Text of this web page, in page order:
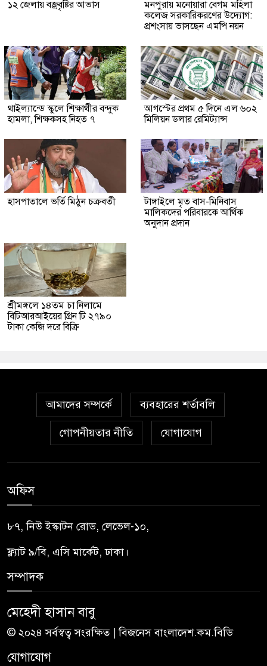
১২ জেলায় বজ্রবৃষ্টির আভাস
মনপুরায় মনোয়ারা বেগম মহিলা
কলেজ সরকারিকরণের উদ্যোগ:
প্রশংসায় ভাসছেন এমপি নয়ন
থাইল্যান্ডে স্কুলে শিক্ষার্থীর বন্দুক
হামলা, শিক্ষকসহ নিহত ৭
আগস্টের প্রথম ৫ দিনে এল ৬০২
মিলিয়ন ডলার রেমিট্যান্স
হাসপাতালে ভর্তি মিঠুন চক্রবর্তী
টাঙ্গাইলে মৃত বাস-মিনিবাস
মালিকদের পরিবারকে আর্থিক
অনুদান প্রদান
শ্রীমঙ্গলে ১৪তম চা নিলামে
বিটিআরআইয়ের গ্রিন টি ২৭৯০
টাকা কেজি দরে বিক্রি
আমাদের সম্পর্কে ব্যবহারের শর্তাবলি
গোপনীয়তার নীতি যোগাযোগ
অফিস
৮৭, নিউ ইস্কাটন রোড, লেভেল-১০,
ফ্ল্যাট ৯/বি, এসি মার্কেট, ঢাকা।
সম্পাদক
মেহেদী হাসান বাবু
© ২০২৪ সর্বস্বত্ব সংরক্ষিত | বিজনেস বাংলাদেশ.কম.বিডি
যোগাযোগ